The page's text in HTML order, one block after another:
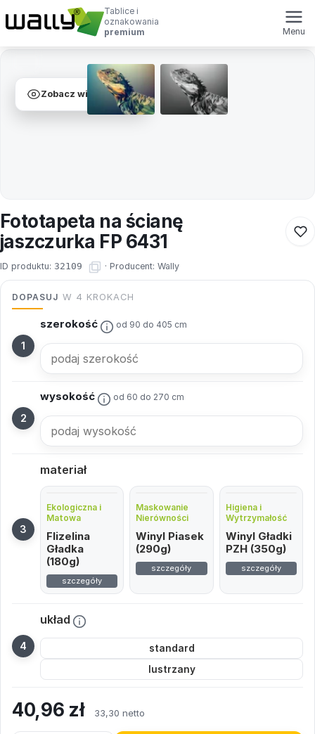
Tablice i
oznakowania
premium
Menu
Zobacz wizualizacje
Fototapeta na ścianę
jaszczurka FP 6431
ID produktu: 32109 · Producent: Wally
DOPASUJ W 4 KROKACH
szerokość od 90 do 405 cm
wysokość od 60 do 270 cm
materiał
Ekologiczna i
Matowa
Flizelina
Gładka
(180g)
szczegóły
Maskowanie
Nierówności
Winyl Piasek
(290g)
szczegóły
Higiena i
Wytrzymałość
Winyl Gładki
PZH (350g)
szczegóły
układ
standard
lustrzany
40,96 zł 33,30 netto